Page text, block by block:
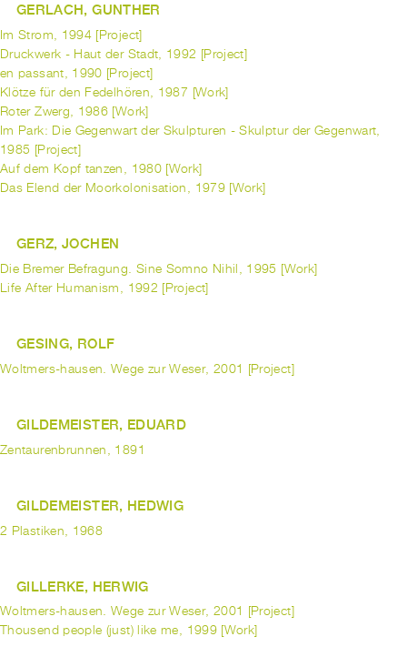
GERLACH, GUNTHER
Im Strom, 1994 [Project]
Druckwerk - Haut der Stadt, 1992 [Project]
en passant, 1990 [Project]
Klötze für den Fedelhören, 1987 [Work]
Roter Zwerg, 1986 [Work]
Im Park: Die Gegenwart der Skulpturen - Skulptur der Gegenwart,
1985 [Project]
Auf dem Kopf tanzen, 1980 [Work]
Das Elend der Moorkolonisation, 1979 [Work]
GERZ, JOCHEN
Die Bremer Befragung. Sine Somno Nihil, 1995 [Work]
Life After Humanism, 1992 [Project]
GESING, ROLF
Woltmers-hausen. Wege zur Weser, 2001 [Project]
GILDEMEISTER, EDUARD
Zentaurenbrunnen, 1891
GILDEMEISTER, HEDWIG
2 Plastiken, 1968
GILLERKE, HERWIG
Woltmers-hausen. Wege zur Weser, 2001 [Project]
Thousend people (just) like me, 1999 [Work]